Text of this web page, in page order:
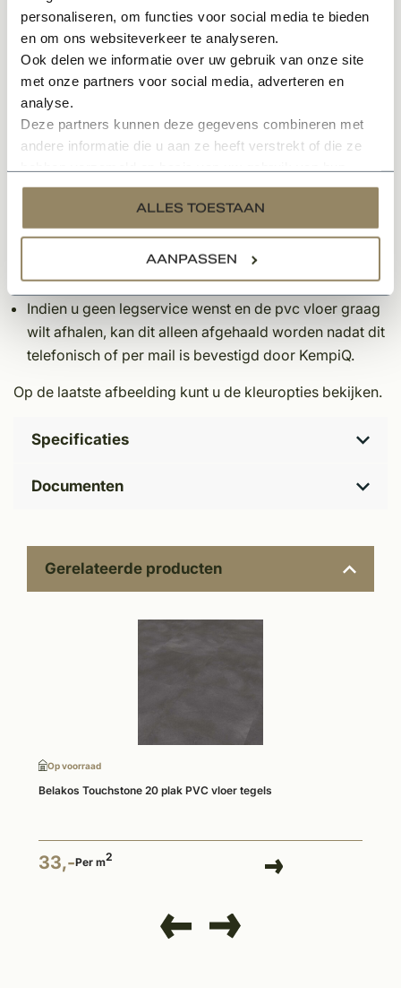
personaliseren, om functies voor social media te bieden
en om ons websiteverkeer te analyseren.
Ook delen we informatie over uw gebruik van onze site
met onze partners voor social media, adverteren en
analyse.
Deze partners kunnen deze gegevens combineren met
andere informatie die u aan ze heeft verstrekt of die ze
services.
ALLES TOESTAAN
AANPASSEN
Egaliseren van de ondervloer 1-3 mm
Inlijmen met speciale pvc lijm
Afkitten van de vloer tegen de plint
Opmerkingen:
Indien u een offerte wenst te ontvangen inclusief
legservice, kunt u zich aanmelden via de offerteknop
bovenaan deze pagina.
Indien u naast het leggen van de vloer ook een
deurmat bij ons bestelt, snijden wij deze op locatie op
maat bij het leggen van de vloer.
Indien u geen legservice wenst en de pvc vloer graag
wilt afhalen, kan dit alleen afgehaald worden nadat dit
telefonisch of per mail is bevestigd door KempiQ.
Op de laatste afbeelding kunt u de kleuropties bekijken.
Specificaties
Documenten
Gerelateerde producten
Op voorraad
Belakos Touchstone 20 plak PVC vloer tegels
33,-Per m2